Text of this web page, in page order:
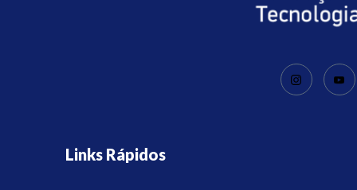
Links Rápidos